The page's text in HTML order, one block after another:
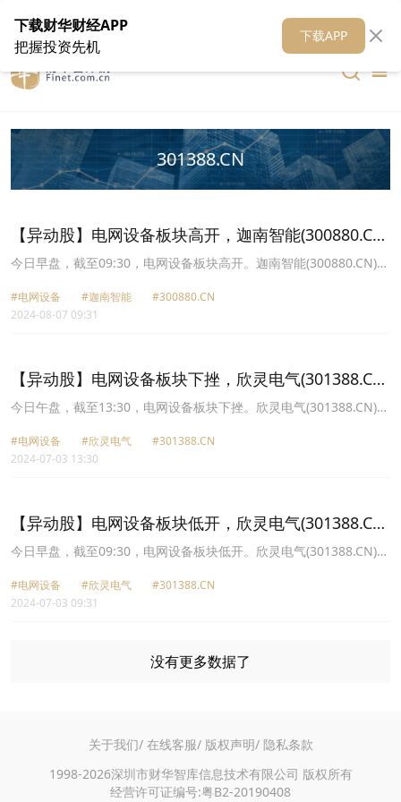
在线客服 关于我们 财华媒体矩阵 财华智库
301388.CN
【异动股】电网设备板块高开，迦南智能(300880.CN)
涨15.82%
今日早盘，截至09:30，电网设备板块高开。迦南智能(300880.CN)涨
电工(600192.CN)涨9.93%报4.98元，亿能电力(837046.CN)涨9.76%
报8.77元，众智科技(301361.CN)涨9.25%报25.76元，通光线缆
#电网设备 #迦南智能
#300880.CN
2024-08-07 09:31
【异动股】电网设备板块下挫，欣灵电气(301388.CN)
跌20.01%
今日午盘，截至13:30，电网设备板块下挫。欣灵电气(301388.CN)跌
科技(301295.CN)跌10.65%报19.72元，三晖电气(002857.CN)跌
10.01%报15.02元，洛凯股份(603829.CN)跌7.27%报13.27元，新特
#电网设备 #欣灵电气
#301388.CN
2024-07-03 13:30
【异动股】电网设备板块低开，欣灵电气(301388.CN)
跌13.24%
今日早盘，截至09:30，电网设备板块低开。欣灵电气(301388.CN)跌
股份(603829.CN)跌6.78%报13.34元，美硕科技(301295.CN)跌
6.21%报20.7元，*ST天成(600112.CN)跌5.63%报0.67元，北京科锐
#电网设备 #欣灵电气
#301388.CN
2024-07-03 09:31
没有更多数据了
关于我们/ 在线客服/ 版权声明/ 隐私条款
1998-2026深圳市财华智库信息技术有限公司 版权所有
经营许可证编号:粤B2-20190408
下载财华财经APP
把握投资先机
下载APP